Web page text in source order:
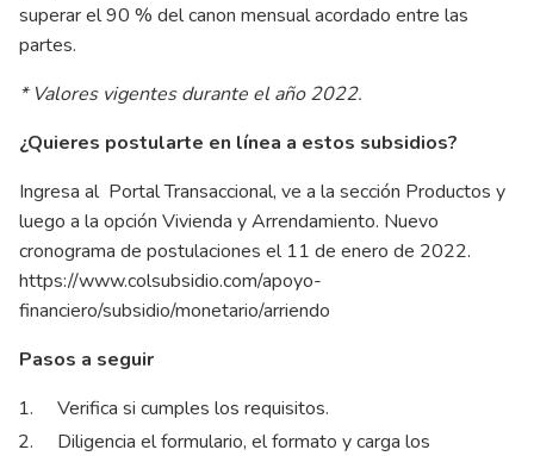
superar el 90 % del canon mensual acordado entre las
partes.
* Valores vigentes durante el año 2022.
¿Quieres postularte en línea a estos subsidios?
Ingresa al Portal Transaccional, ve a la sección Productos y
luego a la opción Vivienda y Arrendamiento. Nuevo
cronograma de postulaciones el 11 de enero de 2022.
https://www.colsubsidio.com/apoyo-
financiero/subsidio/monetario/arriendo
Pasos a seguir
Verifica si cumples los requisitos.
Diligencia el formulario, el formato y carga los